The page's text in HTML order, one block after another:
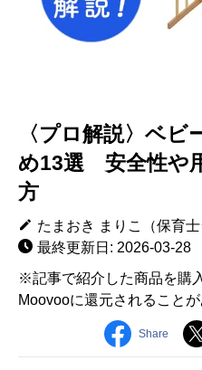
〈プロ解説〉ベ
め13選 安全性や
方
たまおき まりこ（保育士
最終更新日: 2026-03-28
※記事で紹介した商品を購
Moovooに還元されることが
Share